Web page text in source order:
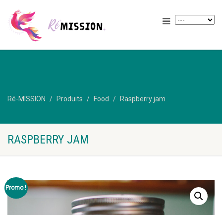
Ré-MISSION Produits Food Raspberry jam
RASPBERRY JAM
Promo !